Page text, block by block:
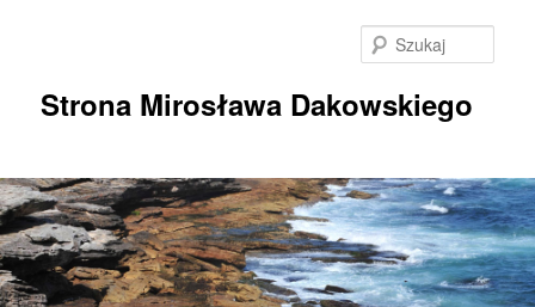
Strona Mirosława Dakowskiego